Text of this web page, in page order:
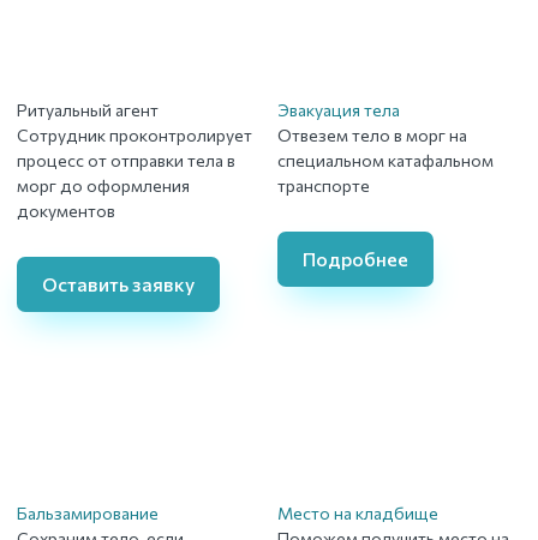
Ритуальный агент
Сотрудник проконтролирует
процесс от отправки тела в
морг до оформления
документов
Оставить заявку
Эвакуация тела
Отвезем тело в морг на
специальном катафальном
транспорте
Подробнее
Бальзамирование
Место на кладбище